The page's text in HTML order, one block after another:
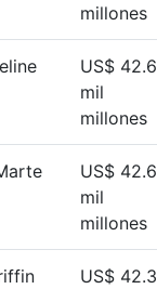
millones
US$ 42.6
mil
millones
US$ 42.6
mil
millones
US$ 42.3